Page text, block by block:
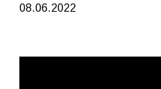
08.06.2022